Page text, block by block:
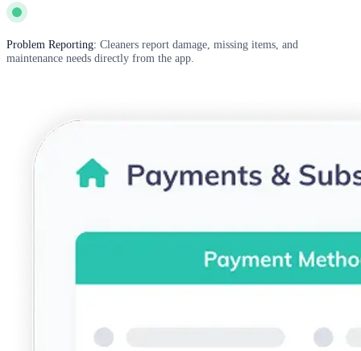
Problem Reporting: Cleaners report damage, missing items, and
maintenance needs directly from the app.